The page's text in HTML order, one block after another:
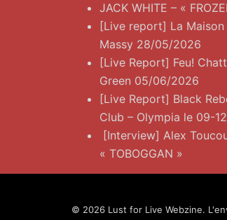
JACK WHITE – «
[Live report] La Maison
Massy 28/05/2026
[Live Report] Feu!
Green 05/06/2026
[Live Report] Black
Club – Olympia le 09-
[Interview] Alex
« TOBOGGAN »
© 2026 Lust for Live Webzine.